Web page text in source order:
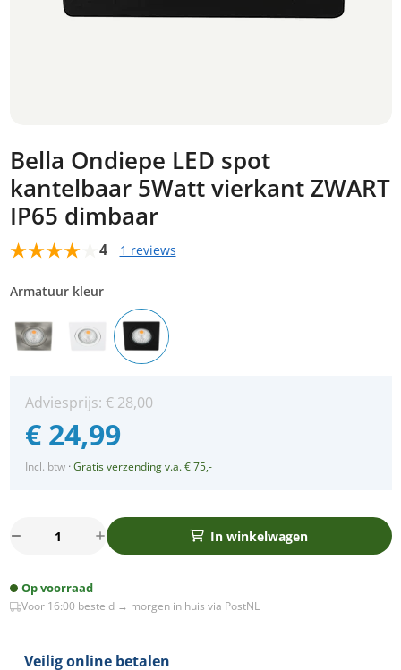
Bella Ondiepe LED spot
kantelbaar 5Watt vierkant ZWART
IP65 dimbaar
4 1 reviews
Armatuur kleur
Adviesprijs: € 28,00
€ 24,99
Incl. btw ·Gratis verzending v.a. € 75,-
spot
kantelbaar
In winkelwagen
Op voorraad
Voor 16:00 besteld → morgen in huis via PostNL
Veilig online betalen